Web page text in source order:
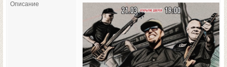
Описание